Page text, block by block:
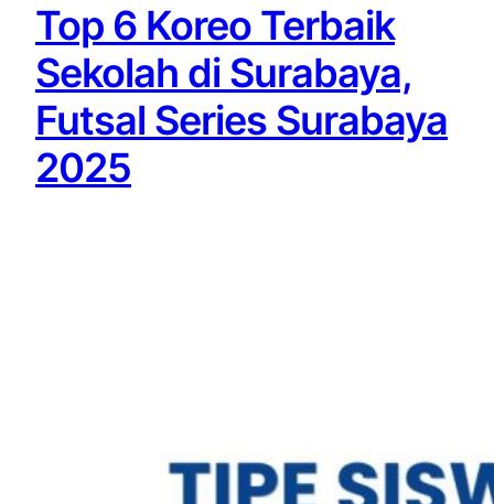
Top 6 Koreo Terbaik
Sekolah di Surabaya,
Futsal Series Surabaya
2025